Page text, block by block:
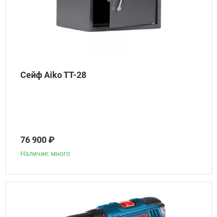
Сейф Aiko TT-28
76 900 ₽
Наличие: много